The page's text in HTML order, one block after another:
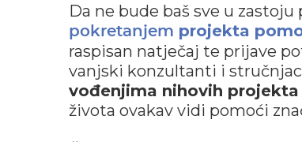
Da ne bude baš sve u zastoju
pokretanjem projekta
raspisan natječaj te prijave
vanjski konzultanti i
vođenjima nihovih projekta
života ovakav vidi pomoći